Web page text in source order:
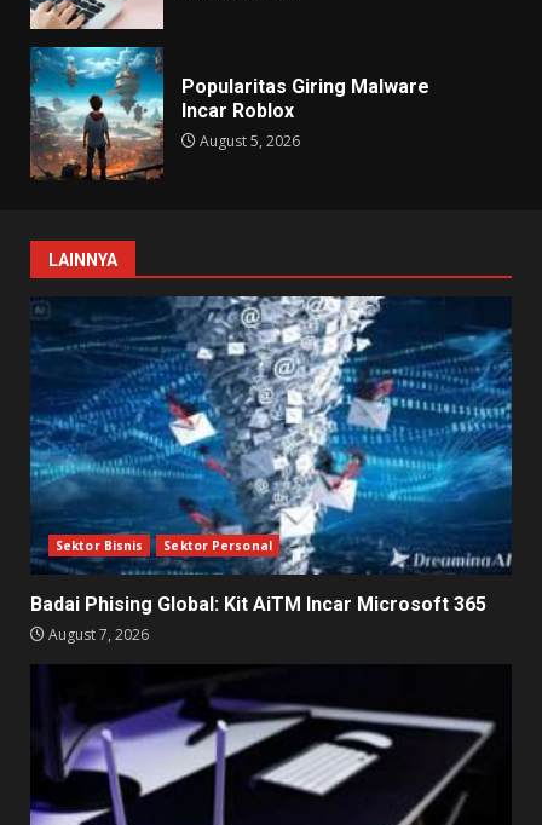
Popularitas Giring Malware
Incar Roblox
August 5, 2026
LAINNYA
Sektor Bisnis Sektor Personal
Badai Phising Global: Kit AiTM Incar Microsoft 365
August 7, 2026